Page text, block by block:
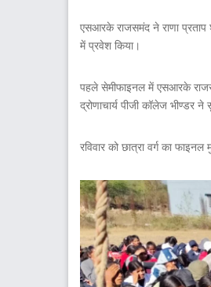
एसआरके राजसमंद ने राणा
में प्रवेश किया।
पहले सेमीफाइनल में एसआरके
द्रोणाचार्य पीजी कॉलेज भीण्डर
रविवार को छात्रा वर्ग का